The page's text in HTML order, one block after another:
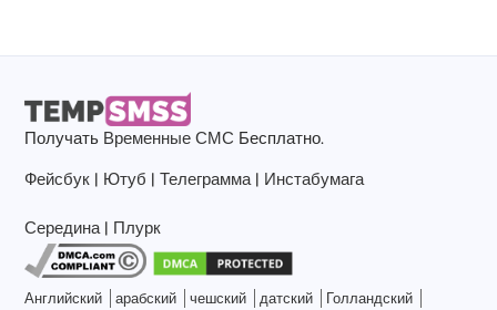
Получать Временные СМС Бесплатно.
Фейсбук | Ютуб |Телеграмма| Инстабумага
Середина| Плурк
Английский арабский чешский датский
Голландский